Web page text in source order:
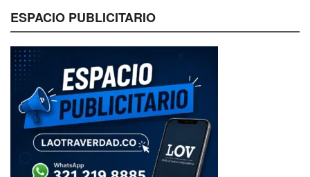
ESPACIO PUBLICITARIO